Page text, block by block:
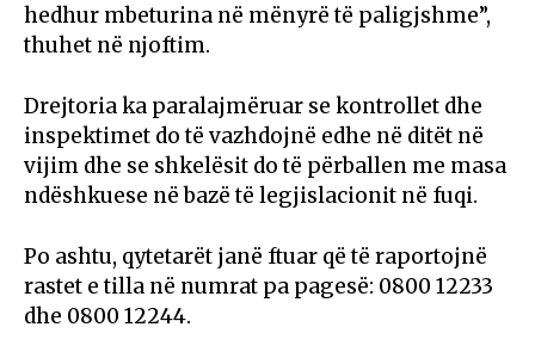
hedhur mbeturina në mënyrë të paligjshme”,
thuhet në njoftim.
Drejtoria ka paralajmëruar se kontrollet dhe
inspektimet do të vazhdojnë edhe në ditët në
vijim dhe se shkelësit do të përballen me masa
ndëshkuese në bazë të legjislacionit në fuqi.
Po ashtu, qytetarët janë ftuar që të raportojnë
rastet e tilla në numrat pa pagesë: 0800 12233
dhe 0800 12244.